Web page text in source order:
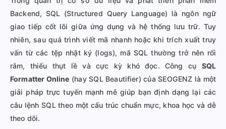
Backend, SQL (Structured Query Language) là ngôn ngữ
giao tiếp cốt lõi giữa ứng dụng và hệ thống lưu trữ. Tuy
nhiên, sau quá trình viết mã nhanh hoặc khi trích xuất truy
vấn từ các tệp nhật ký (logs), mã SQL thường trở nên rối
rắm, thiếu thụt lề và cực kỳ khó đọc. Công cụ SQL
Formatter Online (hay SQL Beautifier) của SEOGENZ là một
giải pháp trực tuyến mạnh mẽ giúp bạn định dạng lại các
câu lệnh SQL theo một cấu trúc chuẩn mực, khoa học và dễ
theo dõi.